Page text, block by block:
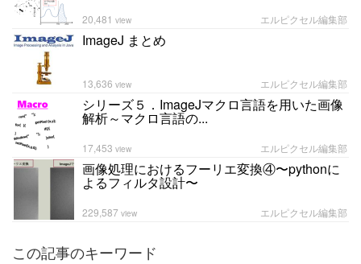
エルピクセル編集部
20,481 view
ImageJ まとめ
エルピクセル編集部
13,636 view
シリーズ５．ImageJマクロ言語を用いた画像
解析～マクロ言語の...
エルピクセル編集部
17,453 view
画像処理におけるフーリエ変換④〜pythonに
よるフィルタ設計〜
エルピクセル編集部
229,587 view
この記事のキーワード